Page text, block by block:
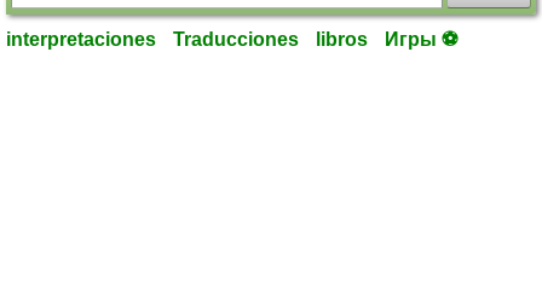
interpretaciones Traducciones libros Игры ⚽